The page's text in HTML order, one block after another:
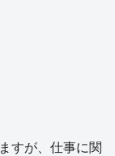
すが、仕事に関